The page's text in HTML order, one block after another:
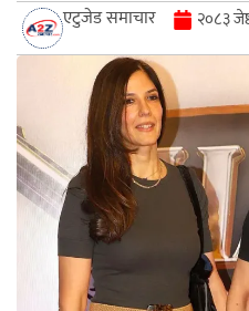
एटुजेड समाचार २०८३